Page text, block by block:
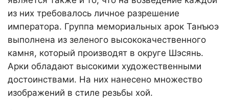
из них требовалось личное разрешение
императора. Группа мемориальных арок Танъюэ
выполнена из зеленого высококачественного
камня, который производят в округе Шэсянь.
Арки обладают высокими художественными
достоинствами. На них нанесено множество
изображений в стиле резьбы хой.